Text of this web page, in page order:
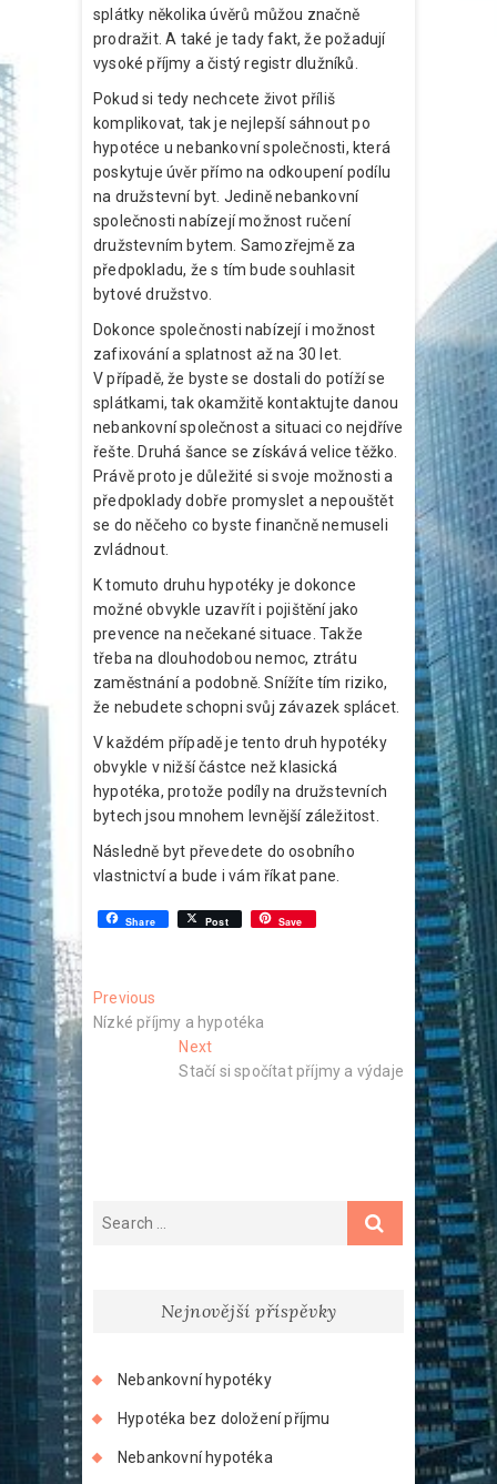
splátky několika úvěrů můžou značně
prodražit. A také je tady fakt, že požadují
vysoké příjmy a čistý registr dlužníků.
Pokud si tedy nechcete život příliš
komplikovat, tak je nejlepší sáhnout po
hypotéce u nebankovní společnosti, která
poskytuje úvěr přímo na odkoupení podílu
na družstevní byt. Jedině nebankovní
společnosti nabízejí možnost ručení
družstevním bytem. Samozřejmě za
předpokladu, že s tím bude souhlasit
bytové družstvo.
Dokonce společnosti nabízejí i možnost
zafixování a splatnost až na 30 let.
V případě, že byste se dostali do potíží se
splátkami, tak okamžitě kontaktujte danou
nebankovní společnost a situaci co nejdříve
řešte. Druhá šance se získává velice těžko.
Právě proto je důležité si svoje možnosti a
předpoklady dobře promyslet a nepouštět
se do něčeho co byste finančně nemuseli
zvládnout.
K tomuto druhu hypotéky je dokonce
možné obvykle uzavřít i pojištění jako
prevence na nečekané situace. Takže
třeba na dlouhodobou nemoc, ztrátu
zaměstnání a podobně. Snížíte tím riziko,
že nebudete schopni svůj závazek splácet.
V každém případě je tento druh hypotéky
obvykle v nižší částce než klasická
hypotéka, protože podíly na družstevních
bytech jsou mnohem levnější záležitost.
Následně byt převedete do osobního
vlastnictví a bude i vám říkat pane.
Share Post Save
Navigace
pro
příspěvek
Previous
post:
Nízké příjmy a hypotéka
NextNext
post:
Stačí si spočítat příjmy a výdaje
Nejnovější příspěvky
Nebankovní hypotéky
Hypotéka bez doložení příjmu
Nebankovní hypotéka